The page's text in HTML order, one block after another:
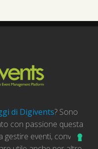
di Digivents? Sono
con passione questa
eventi, convegni,